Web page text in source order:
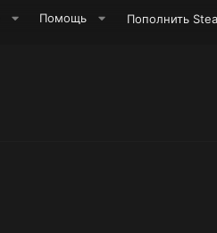
Помощь Пополнить